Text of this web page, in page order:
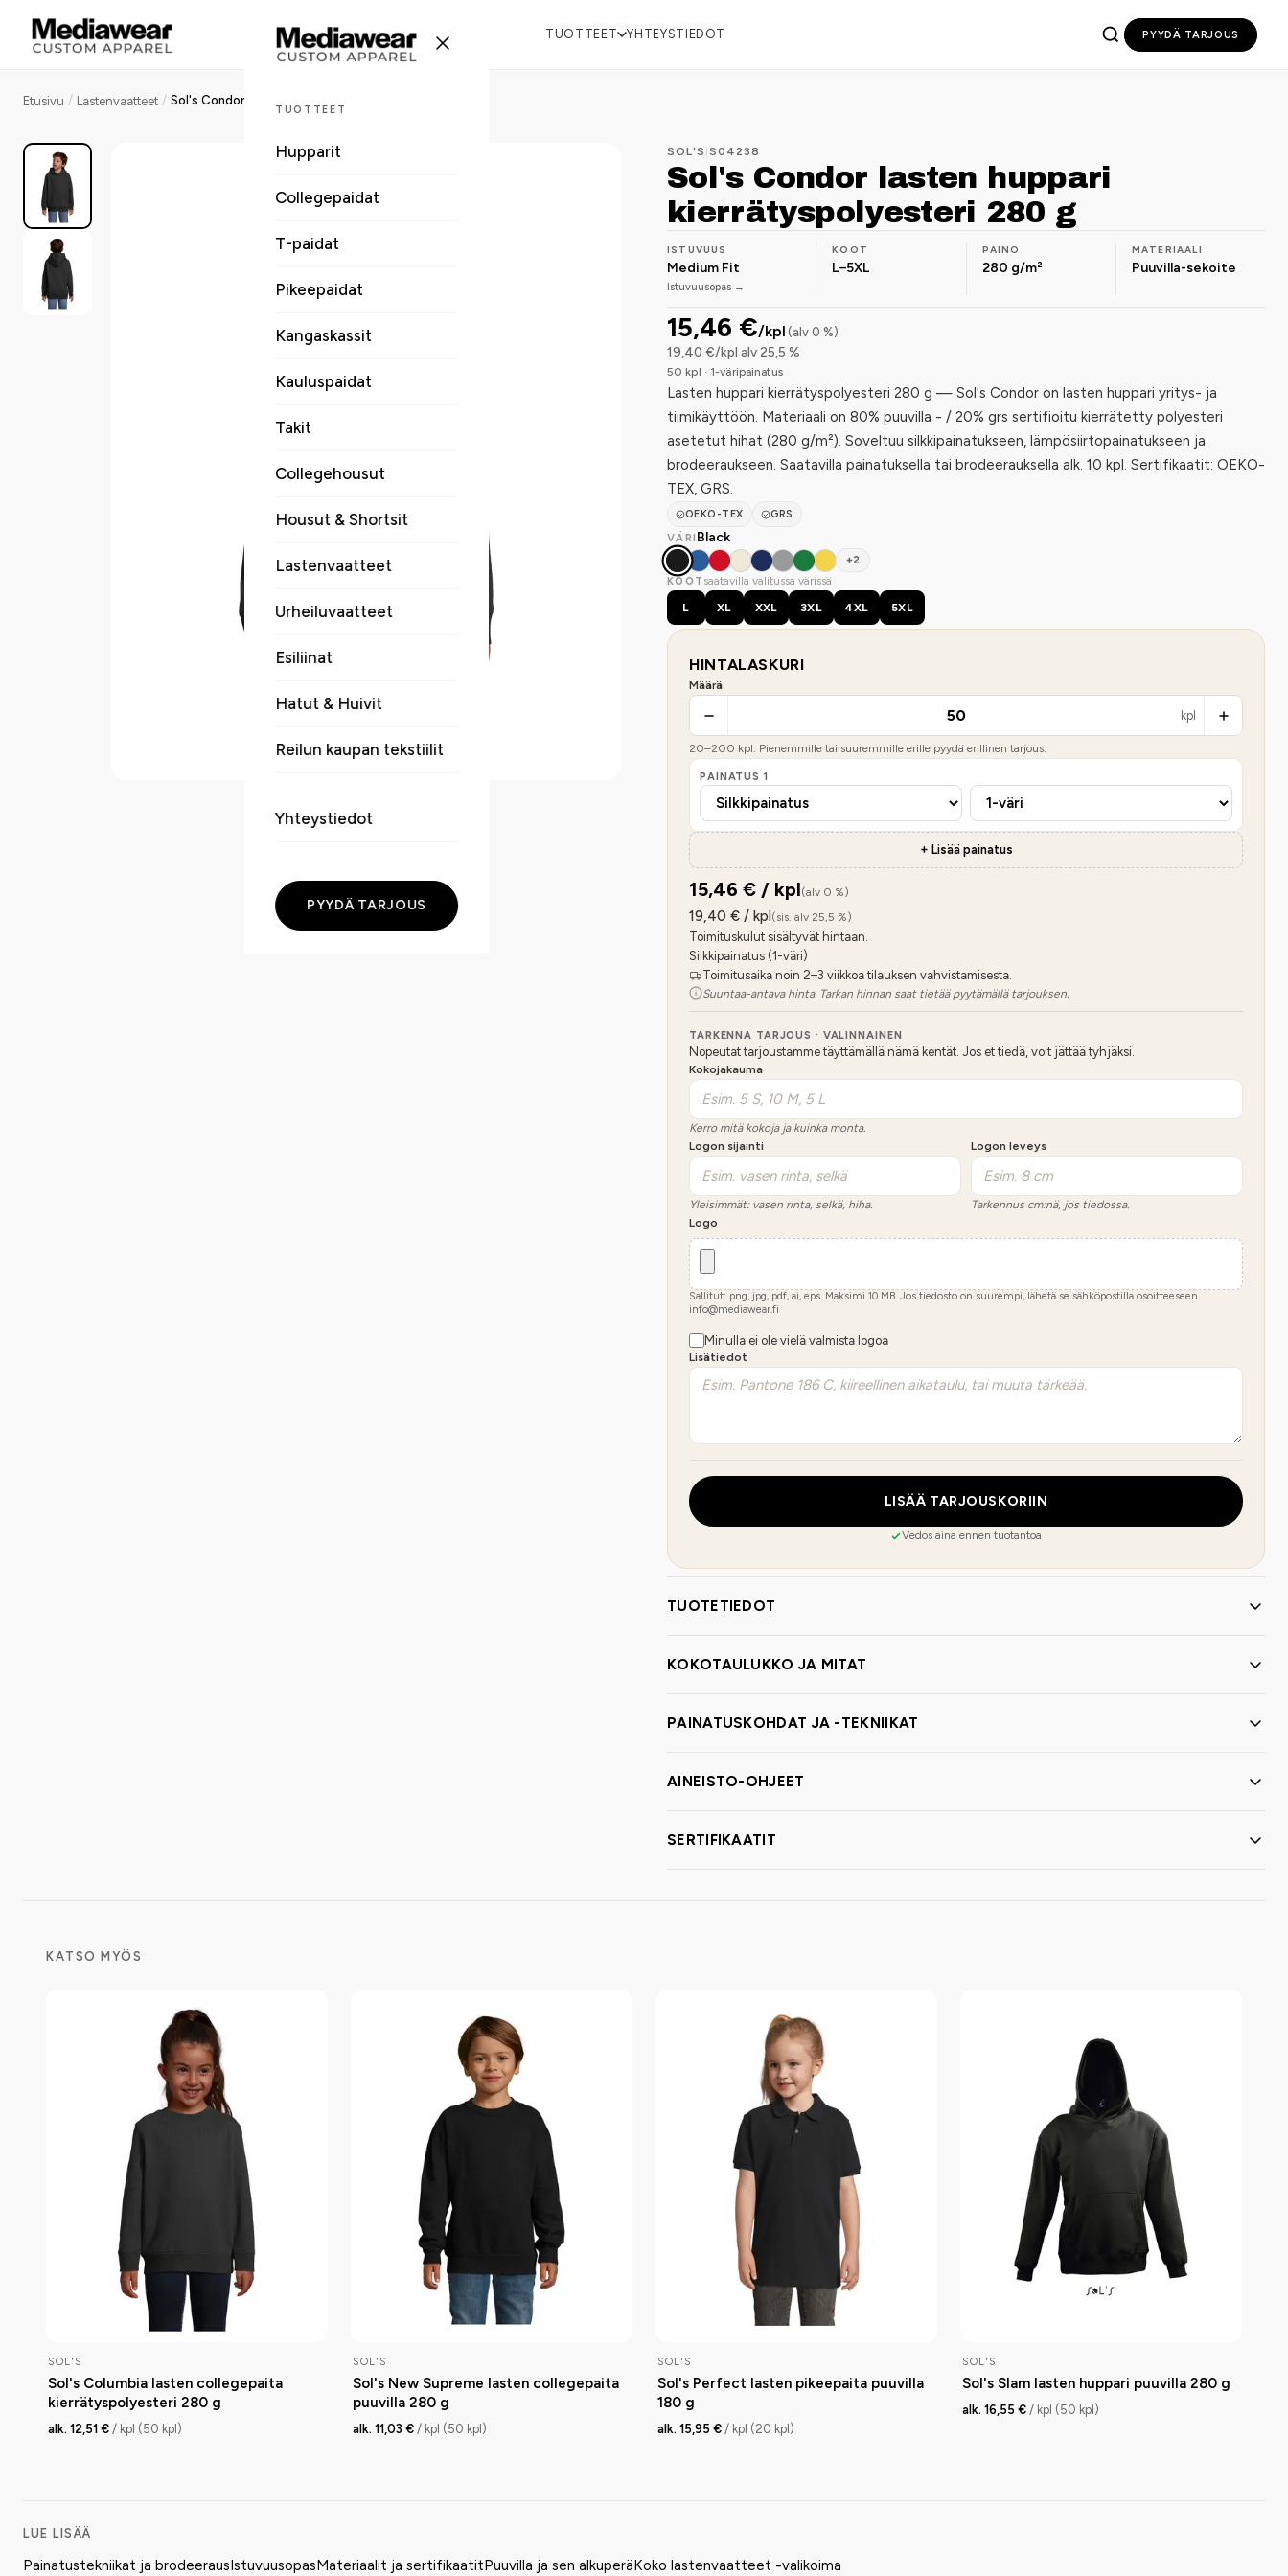
TUOTTEET YHTEYSTIEDOT PYYDÄ TARJOUS
TUOTTEET
Hupparit
Collegepaidat
T-paidat
Pikeepaidat
Kangaskassit
Kauluspaidat
Takit
Collegehousut
Housut & Shortsit
Lastenvaatteet
Urheiluvaatteet
Esiliinat
Hatut & Huivit
Reilun kaupan tekstiilit
Yhteystiedot
PYYDÄ TARJOUS
Etusivu / Lastenvaatteet /
SOL'S S04238
Sol's Condor lasten huppari
kierrätyspolyesteri 280 g
ISTUVUUS
Medium Fit
Istuvuusopas →
KOOT
L–5XL
PAINO
280 g/m²
MATERIAALI
Puuvilla-sekoite
15,46 €/kpl (alv 0 %)
19,40 €/kpl alv 25,5 %
50 kpl · 1-väripainatus
Lasten huppari kierrätyspolyesteri 280 g — Sol's Condor on lasten huppari yritys- ja
tiimikäyttöön. Materiaali on 80% puuvilla - / 20% grs sertifioitu kierrätetty polyesteri
asetetut hihat (280 g/m²). Soveltuu silkkipainatukseen, lämpösiirtopainatukseen ja
brodeeraukseen. Saatavilla painatuksella tai brodeerauksella alk. 10 kpl. Sertifikaatit: OEKO-
TEX, GRS.
OEKO-TEX
GRS
VÄRI Black
+2
KOOT saatavilla valitussa värissä
L
XL XXL 3XL 4XL 5XL
HINTALASKURI
Määrä
kpl
20–200 kpl. Pienemmille tai suuremmille erille pyydä erillinen tarjous.
PAINATUS 1
+ Lisää painatus
15,46 € / kpl(alv 0 %)
19,40 € / kpl(sis. alv 25,5 %)
Toimituskulut sisältyvät hintaan.
Silkkipainatus (1-väri)
Toimitusaika noin 2–3 viikkoa tilauksen vahvistamisesta.
Suuntaa-antava hinta. Tarkan hinnan saat tietää pyytämällä tarjouksen.
TARKENNA TARJOUS · VALINNAINEN
Nopeutat tarjoustamme täyttämällä nämä kentät. Jos et tiedä, voit jättää tyhjäksi.
Kokojakauma
Kerro mitä kokoja ja kuinka monta.
Logon sijainti
Yleisimmät: vasen rinta, selkä, hiha.
Logon leveys
Tarkennus cm:nä, jos tiedossa.
Logo
Sallitut: png, jpg, pdf, ai, eps. Maksimi 10 MB. Jos tiedosto on suurempi, lähetä se sähköpostilla osoitteeseen
info@mediawear.fi
Minulla ei ole vielä valmista logoa
Lisätiedot
LISÄÄ TARJOUSKORIIN
Vedos aina ennen tuotantoa
TUOTETIEDOT
KOKOTAULUKKO JA MITAT
PAINATUSKOHDAT JA -TEKNIIKAT
AINEISTO-OHJEET
SERTIFIKAATIT
KATSO MYÖS
SOL'S
Sol's Columbia lasten collegepaita
kierrätyspolyesteri 280 g
alk. 12,51 € / kpl (50 kpl)
SOL'S
Sol's New Supreme lasten collegepaita
puuvilla 280 g
alk. 11,03 € / kpl (50 kpl)
SOL'S
Sol's Perfect lasten pikeepaita puuvilla
180 g
alk. 15,95 € / kpl (20 kpl)
SOL'S
Sol's Slam lasten huppari puuvilla 280 g
alk. 16,55 € / kpl (50 kpl)
LUE LISÄÄ
Painatustekniikat ja brodeerausIstuvuusopasMateriaalit ja sertifikaatitPuuvilla ja sen alkuperäKoko lastenvaatteet -valikoima